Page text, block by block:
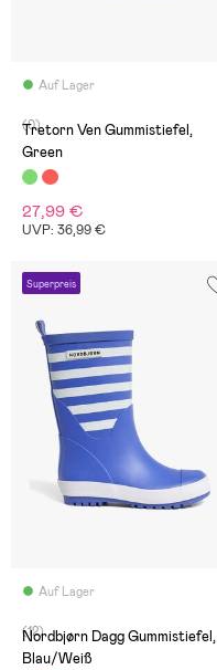
Auf Lager
(0)
Tretorn Ven Gummistiefel,
Green
27,99 €
UVP: 36,99 €
Superpreis
Auf Lager
(12)
Nordbjørn Dagg Gummistiefel,
Blau/Weiß